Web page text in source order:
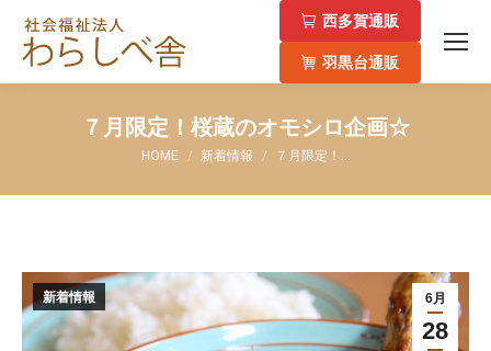
西多賀通販
羽黒台通販
７月限定！桜蔵のオモシロ企画☆
You are here:
HOME 新着情報 ７月限定！…
6月
28
新着情報